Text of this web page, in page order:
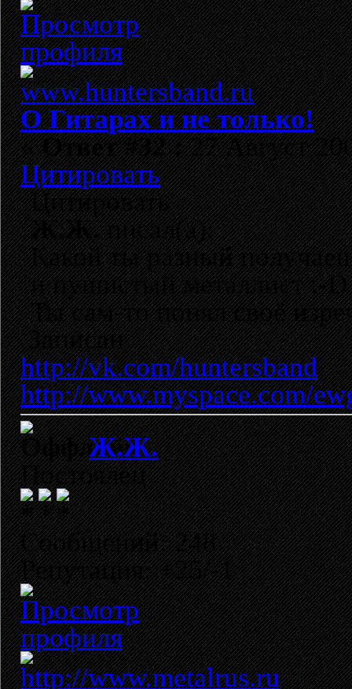
О Гитарах и не только!
«Ответ #32 :27 Август
Цитировать
Цитировать
Ж.Ж.писал(а):
Какой ты разный
и пушистый металлист :-D
Ты сам-то понял своё
Записан
http://vk.com/huntersband
http://www.myspace.com/
Ж.Ж.
Постоялец
Сообщений: 248
Репутация: +25/-1